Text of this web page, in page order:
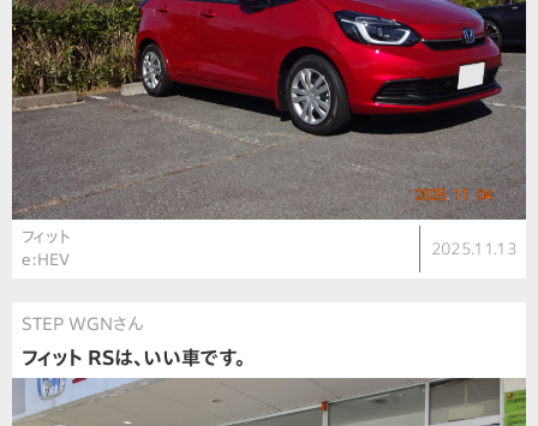
フィット
e:HEV
2025.11.13
STEP WGNさん
フィット RSは、いい車です。